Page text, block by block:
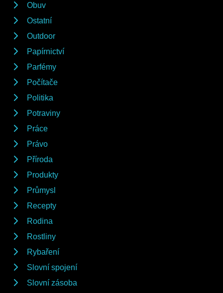
Obuv
Ostatní
Outdoor
Papírnictví
Parfémy
Počítače
Politika
Potraviny
Práce
Právo
Příroda
Produkty
Průmysl
Recepty
Rodina
Rostliny
Rybaření
Slovní spojení
Slovní zásoba